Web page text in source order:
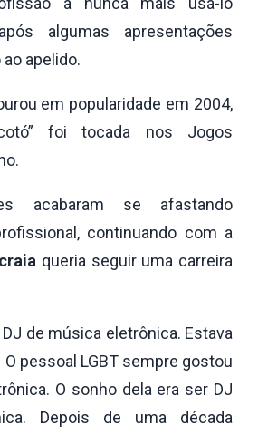
algumas apresentações
apelido.
em popularidade em 2004,
foi tocada nos Jogos
acabaram se afastando
continuando com a
queria seguir uma carreira
DJ de música eletrônica. Estava
pessoal LGBT sempre gostou
O sonho dela era ser DJ
Depois de uma década